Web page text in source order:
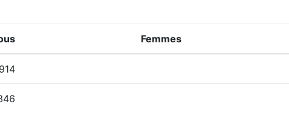
Femmes